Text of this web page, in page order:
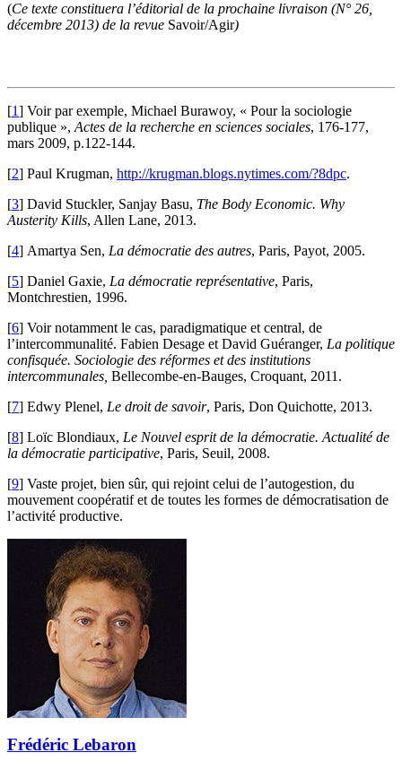
(Ce texte constituera l’éditorial de la prochaine livraison (N° 26,
décembre 2013) de la revue Savoir/Agir)
[1] Voir par exemple, Michael Burawoy, « Pour la sociologie
publique », Actes de la recherche en sciences sociales, 176-177,
mars 2009, p.122-144.
[2] Paul Krugman, http://krugman.blogs.nytimes.com/?8dpc.
[3] David Stuckler, Sanjay Basu, The Body Economic. Why
Austerity Kills, Allen Lane, 2013.
[4] Amartya Sen, La démocratie des autres, Paris, Payot, 2005.
[5] Daniel Gaxie, La démocratie représentative, Paris,
Montchrestien, 1996.
[6] Voir notamment le cas, paradigmatique et central, de
l’intercommunalité. Fabien Desage et David Guéranger, La politique
confisquée. Sociologie des réformes et des institutions
intercommunales, Bellecombe-en-Bauges, Croquant, 2011.
[7] Edwy Plenel, Le droit de savoir, Paris, Don Quichotte, 2013.
[8] Loïc Blondiaux, Le Nouvel esprit de la démocratie. Actualité de
la démocratie participative, Paris, Seuil, 2008.
[9] Vaste projet, bien sûr, qui rejoint celui de l’autogestion, du
mouvement coopératif et de toutes les formes de démocratisation de
l’activité productive.
Frédéric Lebaron